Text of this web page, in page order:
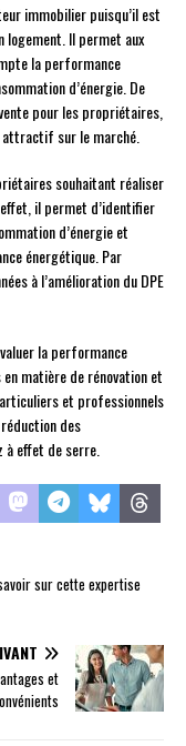
immobilier puisqu’il est
logement. Il permet aux
la performance
d’énergie. De
pour les propriétaires,
attractif sur le marché.
souhaitant réaliser
effet, il permet d’identifier
d’énergie et
énergétique. Par
à l’amélioration du DPE
la performance
matière de rénovation et
et professionnels
des
à effet de serre.
sur cette expertise
et